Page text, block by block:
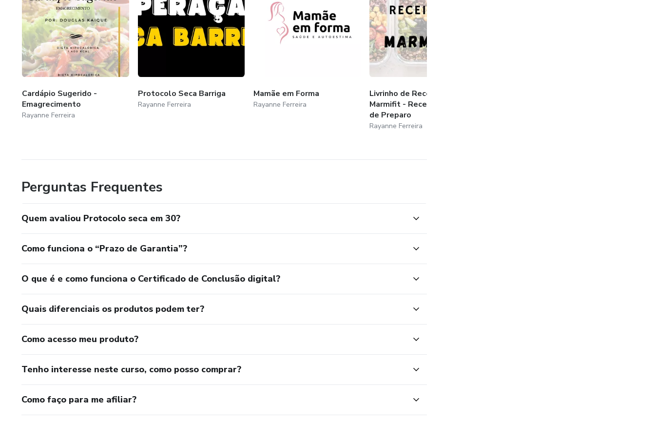
- OPTE POR MUDAR SUA MENTE E VIVER NO SEU MÁXIMO
* Tudo aquilo que te desafia te transforma *
Cardápio Sugerido -
Emagrecimento
Rayanne Ferreira
Protocolo Seca Barriga
Rayanne Ferreira
Mamãe em Forma
Rayanne Ferreira
Livrinho de Receitas
Marmifit - Receitas e Modo
de Preparo
Rayanne Ferreira
Perguntas Frequentes
Quem avaliou Protocolo seca em 30?
Como funciona o “Prazo de Garantia”?
O que é e como funciona o Certificado de Conclusão digital?
Quais diferenciais os produtos podem ter?
Como acesso meu produto?
Tenho interesse neste curso, como posso comprar?
Como faço para me afiliar?